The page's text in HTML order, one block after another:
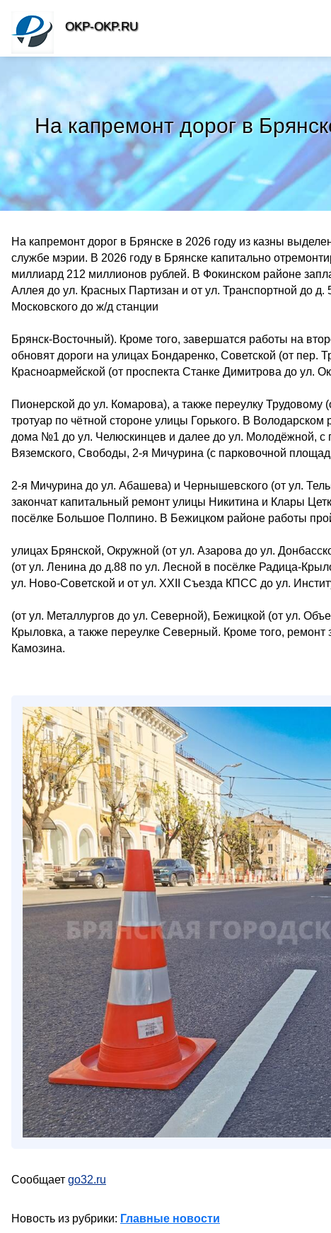
На капремонт дорог в
На капремонт дорог в Брянске в 2026 году из казны
службе мэрии. В 2026 году в Брянске капитально
миллиард 212 миллионов рублей. В Фокинском районе
Аллея до ул. Красных Партизан и от ул. Транспортной до
Московского до ж/д станции
Брянск-Восточный). Кроме того, завершатся работы на
обновят дороги на улицах Бондаренко, Советской (от пер.
Красноармейской (от проспекта Станке Димитрова до ул.
Пионерской до ул. Комарова), а также переулку Трудовому
тротуар по чётной стороне улицы Горького. В
дома №1 до ул. Челюскинцев и далее до ул. Молодёжной,
Вяземского, Свободы, 2-я Мичурина (с парковочной
2-я Мичурина до ул. Абашева) и Чернышевского (от ул.
закончат капитальный ремонт улицы Никитина и Клары
посёлке Большое Полпино. В Бежицком районе работы
улицах Брянской, Окружной (от ул. Азарова до ул.
(от ул. Ленина до д.88 по ул. Лесной в посёлке Радица-
ул. Ново-Советской и от ул. ХХII Съезда КПСС до ул.
(от ул. Металлургов до ул. Северной), Бежицкой (от ул.
Крыловка, а также переулке Северный. Кроме того,
Камозина.
Сообщает go32.ru
Новость из рубрики: Главные новости
OKP-OKP.RU